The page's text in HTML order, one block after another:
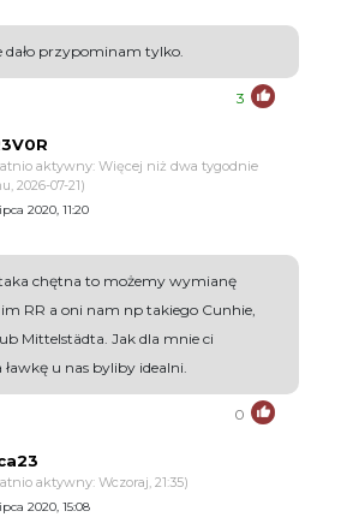
dało przypominam tylko.
3
aktywny: Więcej niż dwa tygodnie
2026-07-21)
2020, 11:20
chętna to możemy wymianę
RR a oni nam np takiego Cunhie,
Mittelstädta. Jak dla mnie ci
u nas byliby idealni.
0
aktywny: Wczoraj, 21:35)
2020, 15:08